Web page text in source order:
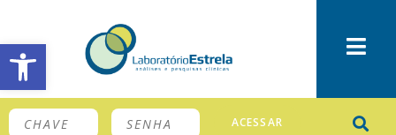
Barra de Ferramentas Aberta
ACESSAR